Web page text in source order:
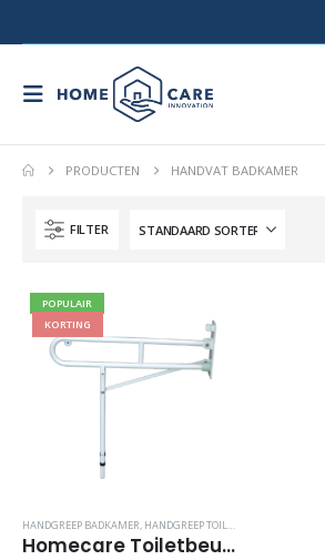
PRODUCTEN HANDVAT BADKAMER
FILTER
POPULAIR
KORTING
HANDGREEP BADKAMER, HANDGREEP TOILET
Homecare Toiletbeugel Opklapbaar met Steunvoet – Verstelbare Toiletsteun – Wit